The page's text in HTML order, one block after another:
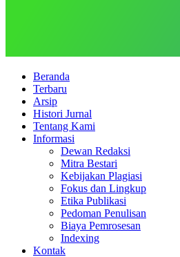
Beranda
Terbaru
Arsip
Histori Jurnal
Tentang Kami
Informasi
Dewan Redaksi
Mitra Bestari
Kebijakan Plagiasi
Fokus dan Lingkup
Etika Publikasi
Pedoman Penulisan
Biaya Pemrosesan
Indexing
Kontak